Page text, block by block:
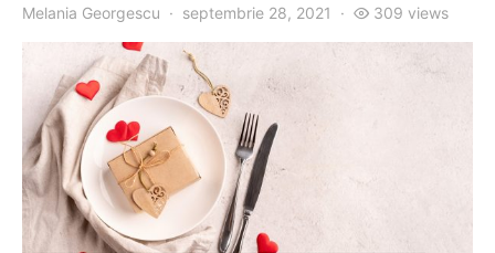
Melania Georgescu septembrie 28, 2021 309 views